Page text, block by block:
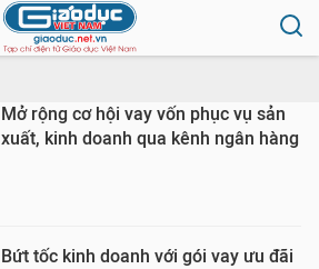
Mở rộng cơ hội vay vốn phục vụ sản
xuất, kinh doanh qua kênh ngân hàng
Bứt tốc kinh doanh với gói vay ưu đãi